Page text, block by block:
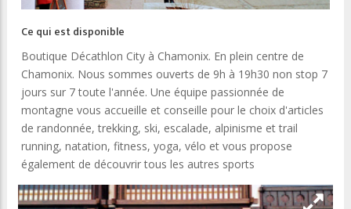
Ce qui est disponible
Boutique Décathlon City à Chamonix. En plein centre de
Chamonix. Nous sommes ouverts de 9h à 19h30 non stop 7
jours sur 7 toute l'année. Une équipe passionnée de
montagne vous accueille et conseille pour le choix d'articles
de randonnée, trekking, ski, escalade, alpinisme et trail
running, natation, fitness, yoga, vélo et vous propose
également de découvrir tous les autres sports